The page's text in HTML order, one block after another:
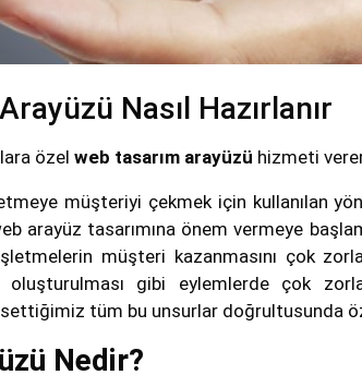
Nasıl Hazırlanır
özel web tasarım arayüzü hizmeti
müşteriyi çekmek için kullanılan
arayüz tasarımına önem vermeye
müşteri kazanmasını çok
oluşturulması gibi eylemlerde çok
tüm bu unsurlar doğrultusunda
Nedir?